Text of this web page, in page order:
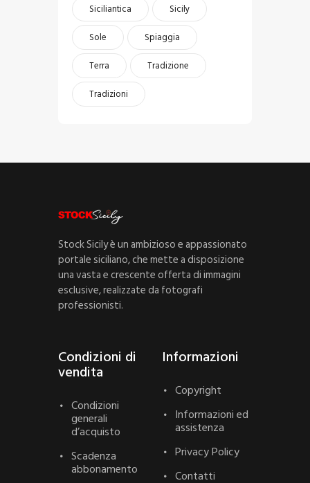
Siciliantica
Sicily
Sole
Spiaggia
Terra
Tradizione
Tradizioni
Stock Sicily è un ambizioso e appassionato
portale siciliano, che mette a disposizione
una vasta e crescente offerta di immagini
esclusive, realizzate da fotografi
professionisti.
Condizioni di
vendita
Condizioni
generali
d’acquisto
Scadenza
abbonamento
Informazioni
Copyright
Informazioni ed
assistenza
Privacy Policy
Contatti